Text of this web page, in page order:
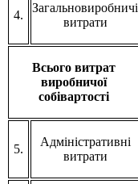
4.
Загальновиробничі
витрати
Всього витрат
виробничої
собівартості
5.
Адміністративні
витрати